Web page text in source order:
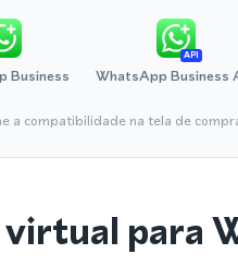
Business
API
WhatsApp Business
a compatibilidade na tela de
para